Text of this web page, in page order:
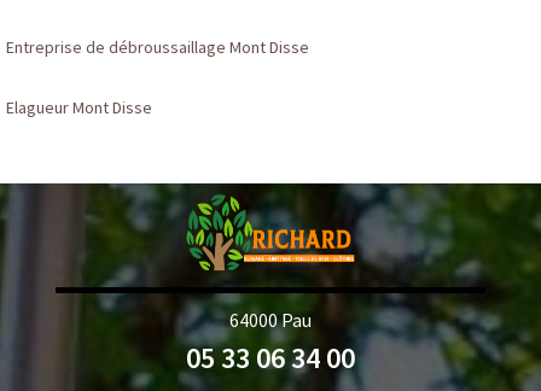
Entreprise de débroussaillage Mont Disse
Elagueur Mont Disse
64000 Pau
05 33 06 34 00